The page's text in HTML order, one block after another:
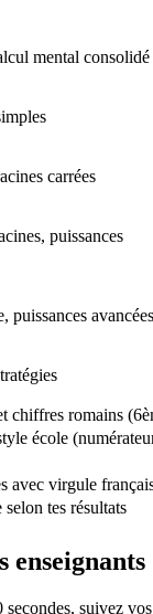
mental consolidé
carrées
puissances
puissances avancées
chiffres romains
école
avec virgule
tes résultats
enseignants
secondes, suivez